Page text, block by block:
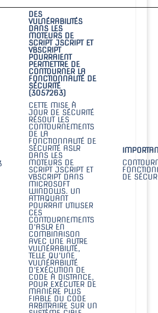
DES
VULNÉRABILITÉS
DANS LES
MOTEURS DE
SCRIPT JSCRIPT ET
VBSCRIPT
POURRAIENT
PERMETTRE DE
CONTOURNER LA
FONCTIONNALITÉ DE
SÉCURITÉ
(3057263)
CETTE MISE À
JOUR DE SÉCURITÉ
RÉSOUT LES
CONTOURNEMENTS
DE LA
FONCTIONNALITÉ DE
SÉCURITÉ ASLR
DANS LES
MOTEURS DE
SCRIPT JSCRIPT ET
VBSCRIPT DANS
MICROSOFT
WINDOWS. UN
ATTAQUANT
POURRAIT UTILISER
CES
CONTOURNEMENTS
D’ASLR EN
COMBINAISON
AVEC UNE AUTRE
VULNÉRABILITÉ,
TELLE QU’UNE
VULNÉRABILITÉ
D’EXÉCUTION DE
CODE À DISTANCE,
POUR EXÉCUTER DE
MANIÈRE PLUS
FIABLE DU CODE
ARBITRAIRE SUR UN
DE